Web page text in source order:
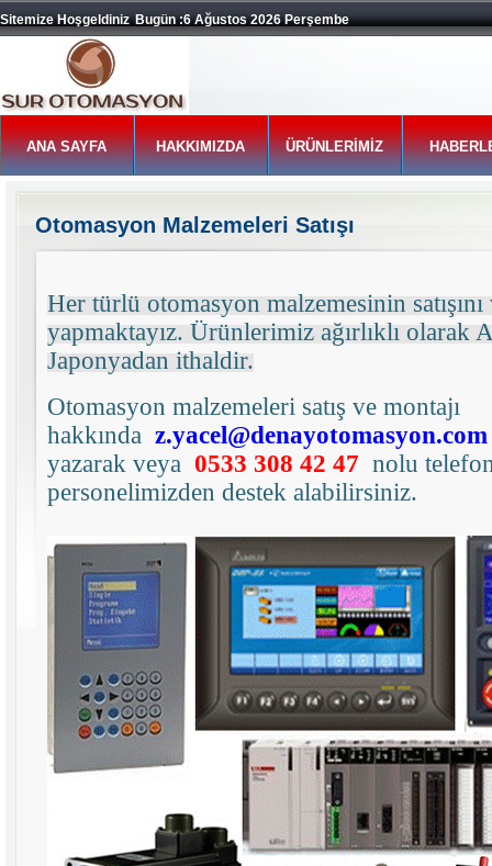
Sitemize Hoşgeldiniz Bugün :6 Ağustos 2026 Perşembe
ANA SAYFA HAKKIMIZDA ÜRÜNLERİMİZ
Otomasyon Malzemeleri Satışı
Her türlü otomasyon malzemesinin satışını
yapmaktayız. Ürünlerimiz ağırlıklı olarak
Japonyadan ithaldir.
Otomasyon malzemeleri satış ve montajı
hakkında z.yacel@denayotomasyon.com
yazarak veya 0533 308 42 47 nolu
personelimizden destek alabilirsiniz.